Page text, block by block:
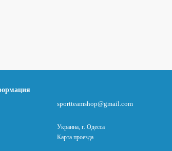
sportteamshop@gmail.com
Украина, г. Одесса
Карта проезда